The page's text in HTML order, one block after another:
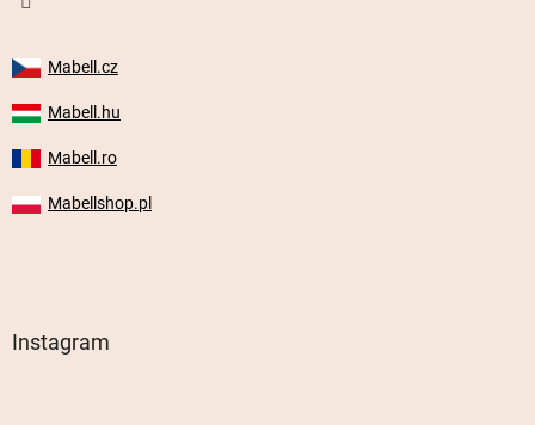
Mabell.cz
Mabell.hu
Mabell.ro
Mabellshop.pl
Instagram